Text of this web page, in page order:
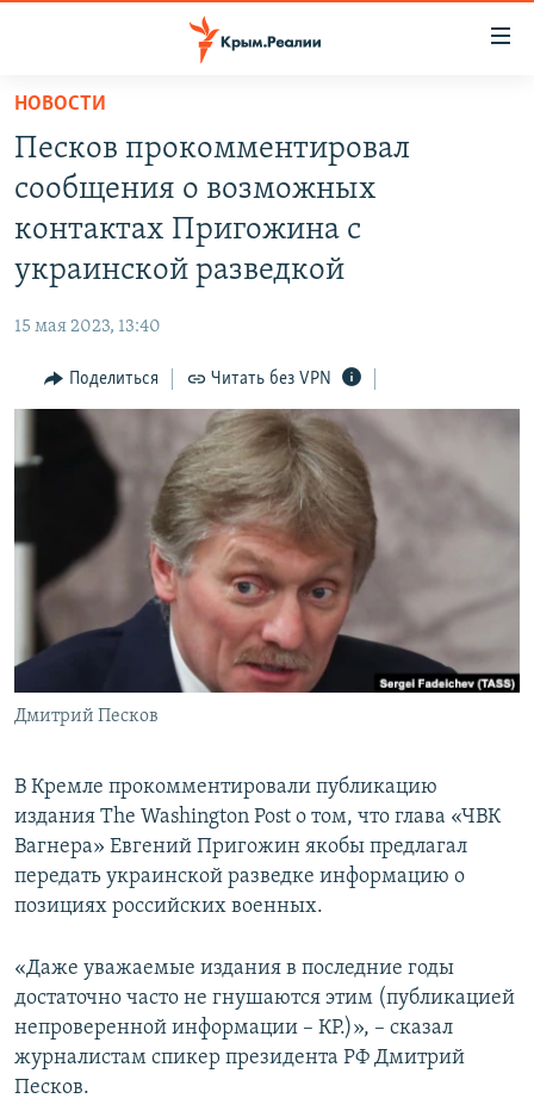
Вернуться
основному
содержанию
главной
Вернутся
поиску
СПЕЦПРОЕКТЫ
КАРТА ВОЕННЫХ ОБЪЕКТОВ КРЫМА
ИНФОГРАФИКА
ТЕЛЕПРОЕКТ КРЫМ.РЕАЛИИ
СОВЕТЫ ПРАВОЗАЩИТНИКОВ
ПРОПАВШИЕ БЕЗ ВЕСТИ
ПОБЕДИТЕЛЕЙ НЕ СУДЯТ?
КРЫМ.НЕПОКОРЕННЫЙ
ELIFBE
УКРАИНСКАЯ ПРОБЛЕМА КРЫМА
РАДІО СВОБОДА
КАК ОБОЙТИ БЛОКИРОВКУ
Українською
ПРИСОЕДИНЯЙТЕСЬ!
Все сайты RFE/RL
НОВОСТИ
Песков прокомментировал
сообщения о возможных
контактах Пригожина с
украинской разведкой
15 мая 2023, 13:40
Поделиться Читать без VPN
Дмитрий Песков
В Кремле прокомментировали публикацию
издания The Washington Post о том, что глава «ЧВК
Вагнера» Евгений Пригожин якобы предлагал
передать украинской разведке информацию о
позициях российских военных.
«Даже уважаемые издания в последние годы
достаточно часто не гнушаются этим (публикацией
непроверенной информации – КР.)», – сказал
журналистам спикер президента РФ Дмитрий
Песков.